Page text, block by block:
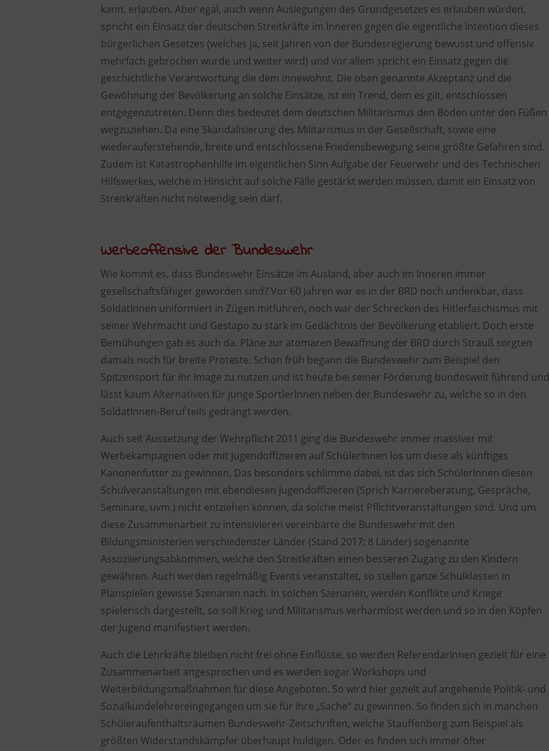
kann, erlauben. Aber egal, auch wenn Auslegungen des Grundgesetzes es erlauben würden,
spricht ein Einsatz der deutschen Streitkräfte im Inneren gegen die eigentliche Intention dieses
bürgerlichen Gesetzes (welches ja, seit Jahren von der Bundesregierung bewusst und offensiv
mehrfach gebrochen wurde und weiter wird) und vor allem spricht ein Einsatz gegen die
geschichtliche Verantwortung die dem innewohnt. Die oben genannte Akzeptanz und die
Gewöhnung der Bevölkerung an solche Einsätze, ist ein Trend, dem es gilt, entschlossen
entgegenzutreten. Denn dies bedeutet dem deutschen Militarismus den Boden unter den Füßen
wegzuziehen. Da eine Skandalisierung des Militarismus in der Gesellschaft, sowie eine
wiederauferstehende, breite und entschlossene Friedensbewegung seine größte Gefahren sind.
Zudem ist Katastrophenhilfe im eigentlichen Sinn Aufgabe der Feuerwehr und des Technischen
Hilfswerkes, welche in Hinsicht auf solche Fälle gestärkt werden müssen, damit ein Einsatz von
Streitkräften nicht notwendig sein darf.
Werbeoffensive der Bundeswehr
Wie kommt es, dass Bundeswehr Einsätze im Ausland, aber auch im Inneren immer
gesellschaftsfähiger geworden sind? Vor 60 Jahren war es in der BRD noch undenkbar, dass
SoldatInnen uniformiert in Zügen mitfuhren, noch war der Schrecken des Hitlerfaschismus mit
seiner Wehrmacht und Gestapo zu stark im Gedächtnis der Bevölkerung etabliert. Doch erste
Bemühungen gab es auch da. Pläne zur atomaren Bewaffnung der BRD durch Strauß sorgten
damals noch für breite Proteste. Schon früh begann die Bundeswehr zum Beispiel den
Spitzensport für ihr Image zu nutzen und ist heute bei seiner Förderung bundesweit führend und
lässt kaum Alternativen für junge SportlerInnen neben der Bundeswehr zu, welche so in den
SoldatInnen-Beruf teils gedrängt werden.
Auch seit Aussetzung der Wehrpflicht 2011 ging die Bundeswehr immer massiver mit
Werbekampagnen oder mit Jugendoffizieren auf SchülerInnen los um diese als künftiges
Kanonenfutter zu gewinnen. Das besonders schlimme dabei, ist das sich SchülerInnen diesen
Schulveranstaltungen mit ebendiesen Jugendoffizieren (Sprich Karriereberatung, Gespräche,
Seminare, uvm.) nicht entziehen können, da solche meist Pflichtveranstaltungen sind. Und um
diese Zusammenarbeit zu intensivieren vereinbarte die Bundeswehr mit den
Bildungsministerien verschiedenster Länder (Stand 2017: 8 Länder) sogenannte
Assoziierungsabkommen, welche den Streitkräften einen besseren Zugang zu den Kindern
gewähren. Auch werden regelmäßig Events veranstaltet, so stellen ganze Schulklassen in
Planspielen gewisse Szenarien nach. In solchen Szenarien, werden Konflikte und Kriege
spielerisch dargestellt, so soll Krieg und Militarismus verharmlost werden und so in den Köpfen
der Jugend manifestiert werden.
Auch die Lehrkräfte bleiben nicht frei ohne Einflüsse, so werden ReferendarInnen gezielt für eine
Zusammenarbeit angesprochen und es werden sogar Workshops und
Weiterbildungsmaßnahmen für diese Angeboten. So wird hier gezielt auf angehende Politik- und
Sozialkundelehrereingegangen um sie für ihre „Sache“ zu gewinnen. So finden sich in manchen
Schüleraufenthaltsräumen Bundeswehr-Zeitschriften, welche Stauffenberg zum Beispiel als
größten Widerstandskämpfer überhaupt huldigen. Oder es finden sich immer öfter